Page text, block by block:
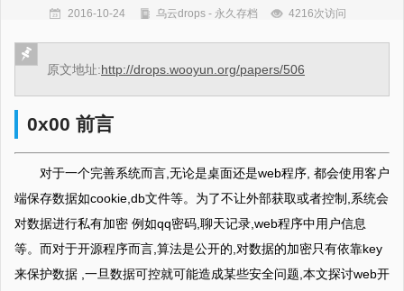
2016-10-24 乌云drops - 永久存档 4216次访问
原文地址:http://drops.wooyun.org/papers/506
0x00 前言
对于一个完善系统而言,无论是桌面还是web程序, 都会使用客户
端保存数据如cookie,db文件等。为了不让外部获取或者控制,系统会
对数据进行私有加密 例如qq密码,聊天记录,web程序中用户信息
等。而对于开源程序而言,算法是公开的,对数据的加密只有依靠key
来保护数据 ,一旦数据可控就可能造成某些安全问题,本文探讨web开